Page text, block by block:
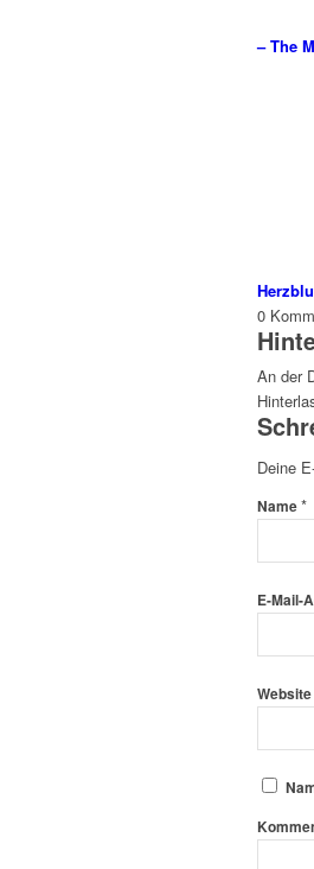
– The
0
An der
Deine
Name*
E-Mail-
Website